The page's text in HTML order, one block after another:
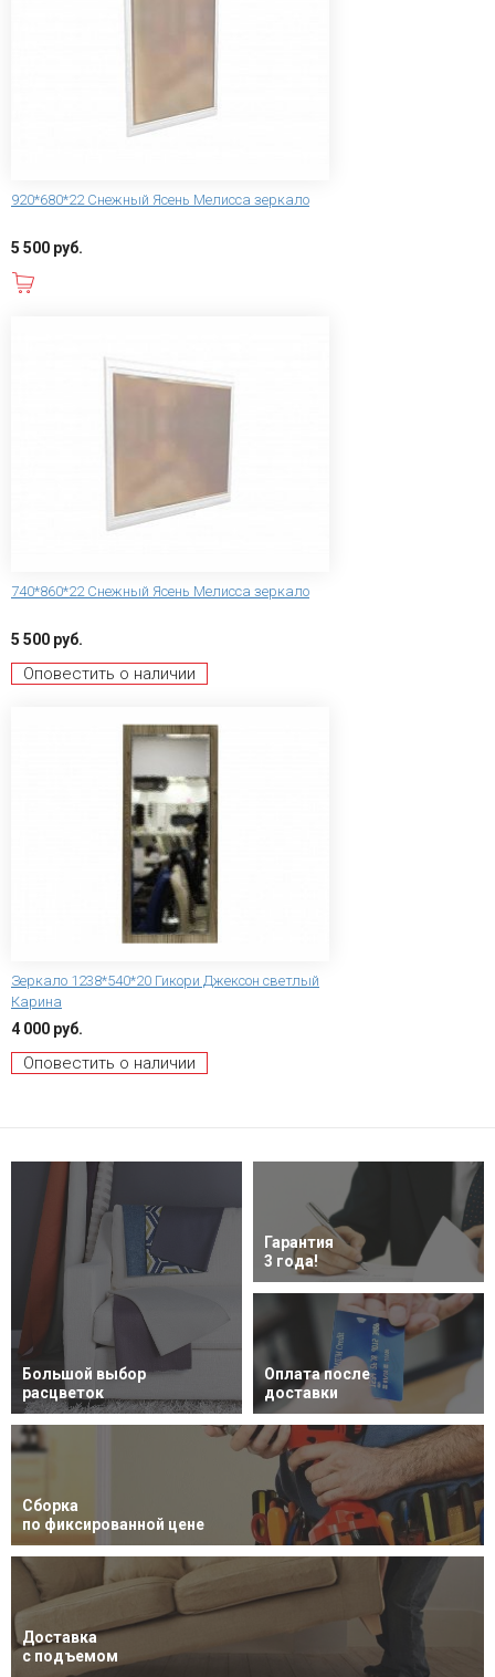
920*680*22 Снежный Ясень Мелисса зеркало
5 500 руб.
740*860*22 Снежный Ясень Мелисса зеркало
5 500 руб.
Оповестить о наличии
Зеркало 1238*540*20 Гикори Джексон светлый
Карина
4 000 руб.
Оповестить о наличии
Большой выбор
расцветок
Гарантия
3 года!
Оплата после
доставки
Сборка
по фиксированной цене
Доставка
с подъемом